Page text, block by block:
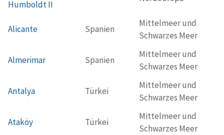
Humboldt II
Alicante Spanien
Mittelmeer und
Schwarzes Meer
Almerimar Spanien
Mittelmeer und
Schwarzes Meer
Antalya Türkei
Mittelmeer und
Schwarzes Meer
Ataköy Türkei
Mittelmeer und
Schwarzes Meer